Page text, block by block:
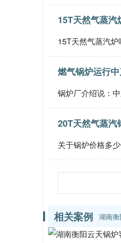
15T天然气蒸汽
15T天然气蒸汽
燃气锅炉运行
锅炉厂介绍说：
20T天然气蒸汽
关于锅炉价格多
相关案例 湖南